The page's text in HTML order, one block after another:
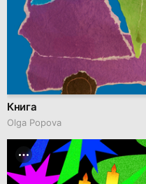
Книга
Olga Popova